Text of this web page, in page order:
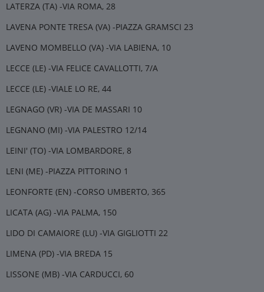
LATERZA (TA) -VIA ROMA, 28
LAVENA PONTE TRESA (VA) -PIAZZA GRAMSCI 23
LAVENO MOMBELLO (VA) -VIA LABIENA, 10
LECCE (LE) -VIA FELICE CAVALLOTTI, 7/A
LECCE (LE) -VIALE LO RE, 44
LEGNAGO (VR) -VIA DE MASSARI 10
LEGNANO (MI) -VIA PALESTRO 12/14
LEINI' (TO) -VIA LOMBARDORE, 8
LENI (ME) -PIAZZA PITTORINO 1
LEONFORTE (EN) -CORSO UMBERTO, 365
LICATA (AG) -VIA PALMA, 150
LIDO DI CAMAIORE (LU) -VIA GIGLIOTTI 22
LIMENA (PD) -VIA BREDA 15
LISSONE (MB) -VIA CARDUCCI, 60